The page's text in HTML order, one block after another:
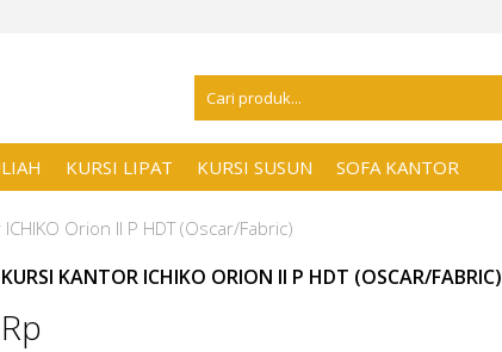
KURSI LIPAT KURSI SUSUN SOFA KANTOR
Orion II P HDT (Oscar/Fabric)
KURSI KANTOR ICHIKO ORION II P HDT (OSCAR/FABRIC)
Rp